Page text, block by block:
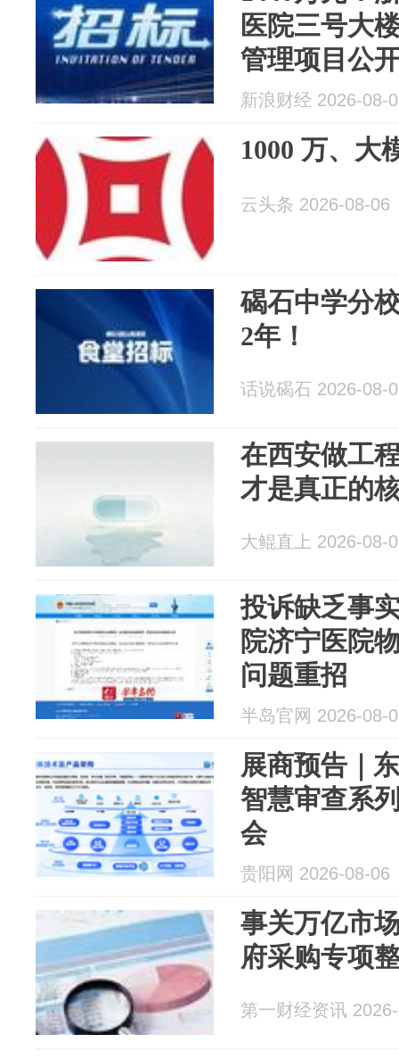
医院三号大
管理项目公
新浪财经 2026-08-
1000 万、大
云头条 2026-08-06
碣石中学分
2年！
话说碣石 2026-08-
在西安做工
才是真正的
大鲲直上 2026-08-
投诉缺乏事
院济宁医院
问题重招
半岛官网 2026-08-
展商预告｜
智慧审查系
会
贵阳网 2026-08-06
事关万亿市
府采购专项
第一财经资讯